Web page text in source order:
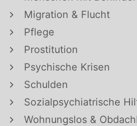
Migration & Flucht
Pflege
Prostitution
Psychische Krisen
Schulden
Sozialpsychiatrische
Wohnungslos &